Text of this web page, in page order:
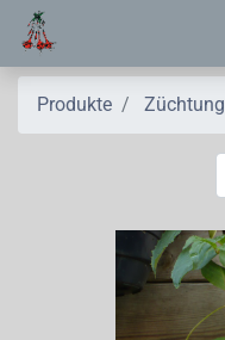
Produkte Züchtung